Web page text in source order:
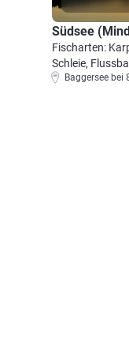
Südsee
Fischarten:
Schleie,
Baggersee bei